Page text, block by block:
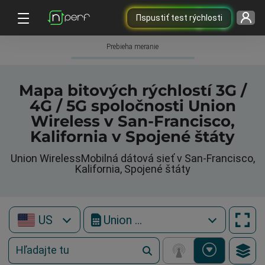
Пspustiť test rýchlosti
Prebieha meranie
Mapa bitových rýchlostí 3G /
4G / 5G spoločnosti Union
Wireless v San-Francisco,
Kalifornia v Spojené štáty
Union WirelessMobilná dátová sieť v San-Francisco,
Kalifornia, Spojené štáty
US Union Wireless